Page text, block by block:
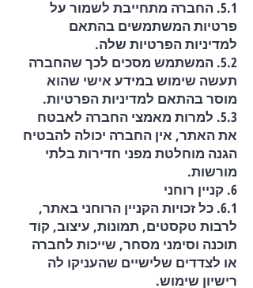
5.1. החברה מתחייבת לשמור על
פרטיות המשתמשים בהתאם
למדיניות הפרטיות שלה.
5.2. המשתמש מסכים לכך שהחברה
תעשה שימוש במידע אישי שהוא
מוסר בהתאם למדיניות הפרטיות.
5.3. למרות מאמצי החברה לאבטח
את האתר, אין החברה יכולה להבטיח
הגנה מוחלטת מפני חדירות בלתי
מורשות.
6. קניין רוחני
6.1. כל זכויות הקניין הרוחני באתר,
לרבות טקסטים, תמונות, עיצוב, קוד
תוכנה וסימני מסחר, שייכות לחברה
או לצדדים שלישיים שהעניקו לה
רישיון שימוש.